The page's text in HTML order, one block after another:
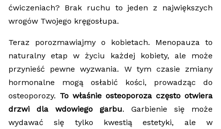
ćwiczeniach? Brak ruchu to jeden z największych
wrogów Twojego kręgosłupa.
Teraz porozmawiajmy o kobietach. Menopauza to
naturalny etap w życiu każdej kobiety, ale może
przynieść pewne wyzwania. W tym czasie zmiany
hormonalne mogą osłabić kości, prowadząc do
osteoporozy. To właśnie osteoporoza często otwiera
drzwi dla wdowiego garbu. Garbienie się może
wydawać się tylko kwestią estetyki, ale w